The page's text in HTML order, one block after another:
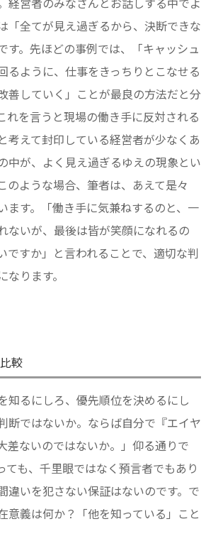
経営者のみなさんとお話しする中でよ
「全てが見え過ぎるから、決断できな
す。先ほどの事例では、「キャッシュ
るように、仕事をきっちりとこなせる
善していく」ことが最良の方法だと分
れを言うと現場の働き手に反対される
考えて封印している経営者が少なくあ
中が、よく見え過ぎるゆえの現象とい
のような場合、筆者は、あえて是々
ます。「働き手に気兼ねするのと、一
ないが、最後は皆が笑顔になれるの
ですか」と言われることで、適切な判
なります。
較
知るにしろ、優先順位を決めるにし
断ではないか。ならば自分で『エイヤ
差ないのではないか。」仰る通りで
ても、千里眼ではなく預言者でもあり
違いを犯さない保証はないのです。で
意義は何か？「他を知っている」こと